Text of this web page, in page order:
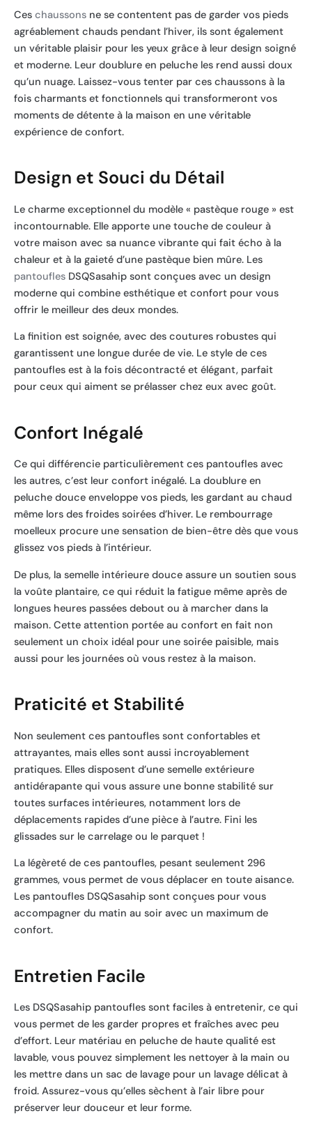
Ces chaussons ne se contentent pas de garder vos pieds
agréablement chauds pendant l’hiver, ils sont également
un véritable plaisir pour les yeux grâce à leur design soigné
et moderne. Leur doublure en peluche les rend aussi doux
qu’un nuage. Laissez-vous tenter par ces chaussons à la
fois charmants et fonctionnels qui transformeront vos
moments de détente à la maison en une véritable
expérience de confort.
Design et Souci du Détail
Le charme exceptionnel du modèle « pastèque rouge » est
incontournable. Elle apporte une touche de couleur à
votre maison avec sa nuance vibrante qui fait écho à la
chaleur et à la gaieté d’une pastèque bien mûre. Les
pantoufles DSQSasahip sont conçues avec un design
moderne qui combine esthétique et confort pour vous
offrir le meilleur des deux mondes.
La finition est soignée, avec des coutures robustes qui
garantissent une longue durée de vie. Le style de ces
pantoufles est à la fois décontracté et élégant, parfait
pour ceux qui aiment se prélasser chez eux avec goût.
Confort Inégalé
Ce qui différencie particulièrement ces pantoufles avec
les autres, c’est leur confort inégalé. La doublure en
peluche douce enveloppe vos pieds, les gardant au chaud
même lors des froides soirées d’hiver. Le rembourrage
moelleux procure une sensation de bien-être dès que vous
glissez vos pieds à l’intérieur.
De plus, la semelle intérieure douce assure un soutien sous
la voûte plantaire, ce qui réduit la fatigue même après de
longues heures passées debout ou à marcher dans la
maison. Cette attention portée au confort en fait non
seulement un choix idéal pour une soirée paisible, mais
aussi pour les journées où vous restez à la maison.
Praticité et Stabilité
Non seulement ces pantoufles sont confortables et
attrayantes, mais elles sont aussi incroyablement
pratiques. Elles disposent d’une semelle extérieure
antidérapante qui vous assure une bonne stabilité sur
toutes surfaces intérieures, notamment lors de
déplacements rapides d’une pièce à l’autre. Fini les
glissades sur le carrelage ou le parquet !
La légèreté de ces pantoufles, pesant seulement 296
grammes, vous permet de vous déplacer en toute aisance.
Les pantoufles DSQSasahip sont conçues pour vous
accompagner du matin au soir avec un maximum de
confort.
Entretien Facile
Les DSQSasahip pantoufles sont faciles à entretenir, ce qui
vous permet de les garder propres et fraîches avec peu
d’effort. Leur matériau en peluche de haute qualité est
lavable, vous pouvez simplement les nettoyer à la main ou
les mettre dans un sac de lavage pour un lavage délicat à
froid. Assurez-vous qu’elles sèchent à l’air libre pour
préserver leur douceur et leur forme.